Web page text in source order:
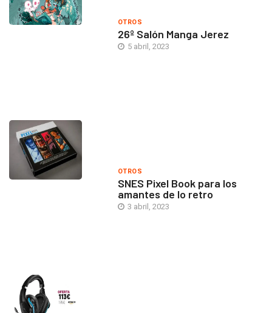
OTROS
26º Salón Manga Jerez
5 abril, 2023
OTROS
SNES Pixel Book para los
amantes de lo retro
3 abril, 2023